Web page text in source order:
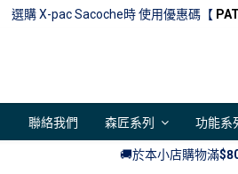
選購 X-pac Sacoche時 使用優惠碼【
聯絡我們 森匠系列 功能系
🚚於本小店購物滿